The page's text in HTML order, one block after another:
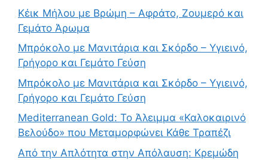
Κέικ Μήλου με Βρώμη – Αφράτο, Ζουμερό και
Γεμάτο Άρωμα
Μπρόκολο με Μανιτάρια και Σκόρδο – Υγιεινό,
Γρήγορο και Γεμάτο Γεύση
Μπρόκολο με Μανιτάρια και Σκόρδο – Υγιεινό,
Γρήγορο και Γεμάτο Γεύση
Mediterranean Gold: Το Άλειμμα «Καλοκαιρινό
Βελούδο» που Μεταμορφώνει Κάθε Τραπέζι
Από την Απλότητα στην Απόλαυση: Κρεμώδη